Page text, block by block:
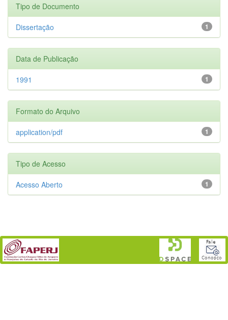
Tipo de Documento
1
Dissertação
Data de Publicação
1
1991
Formato do Arquivo
1
application/pdf
Tipo de Acesso
1
Acesso Aberto